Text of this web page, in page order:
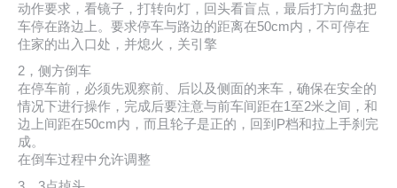
动作要求，看镜子，打转向灯，回头看盲点，最后打方向盘把
车停在路边上。要求停车与路边的距离在50cm内，不可停在
住家的出入口处，并熄火，关引擎
2，侧方倒车
在停车前，必须先观察前、后以及侧面的来车，确保在安全的
情况下进行操作，完成后要注意与前车间距在1至2米之间，和
边上间距在50cm内，而且轮子是正的，回到P档和拉上手刹完
成。
在倒车过程中允许调整